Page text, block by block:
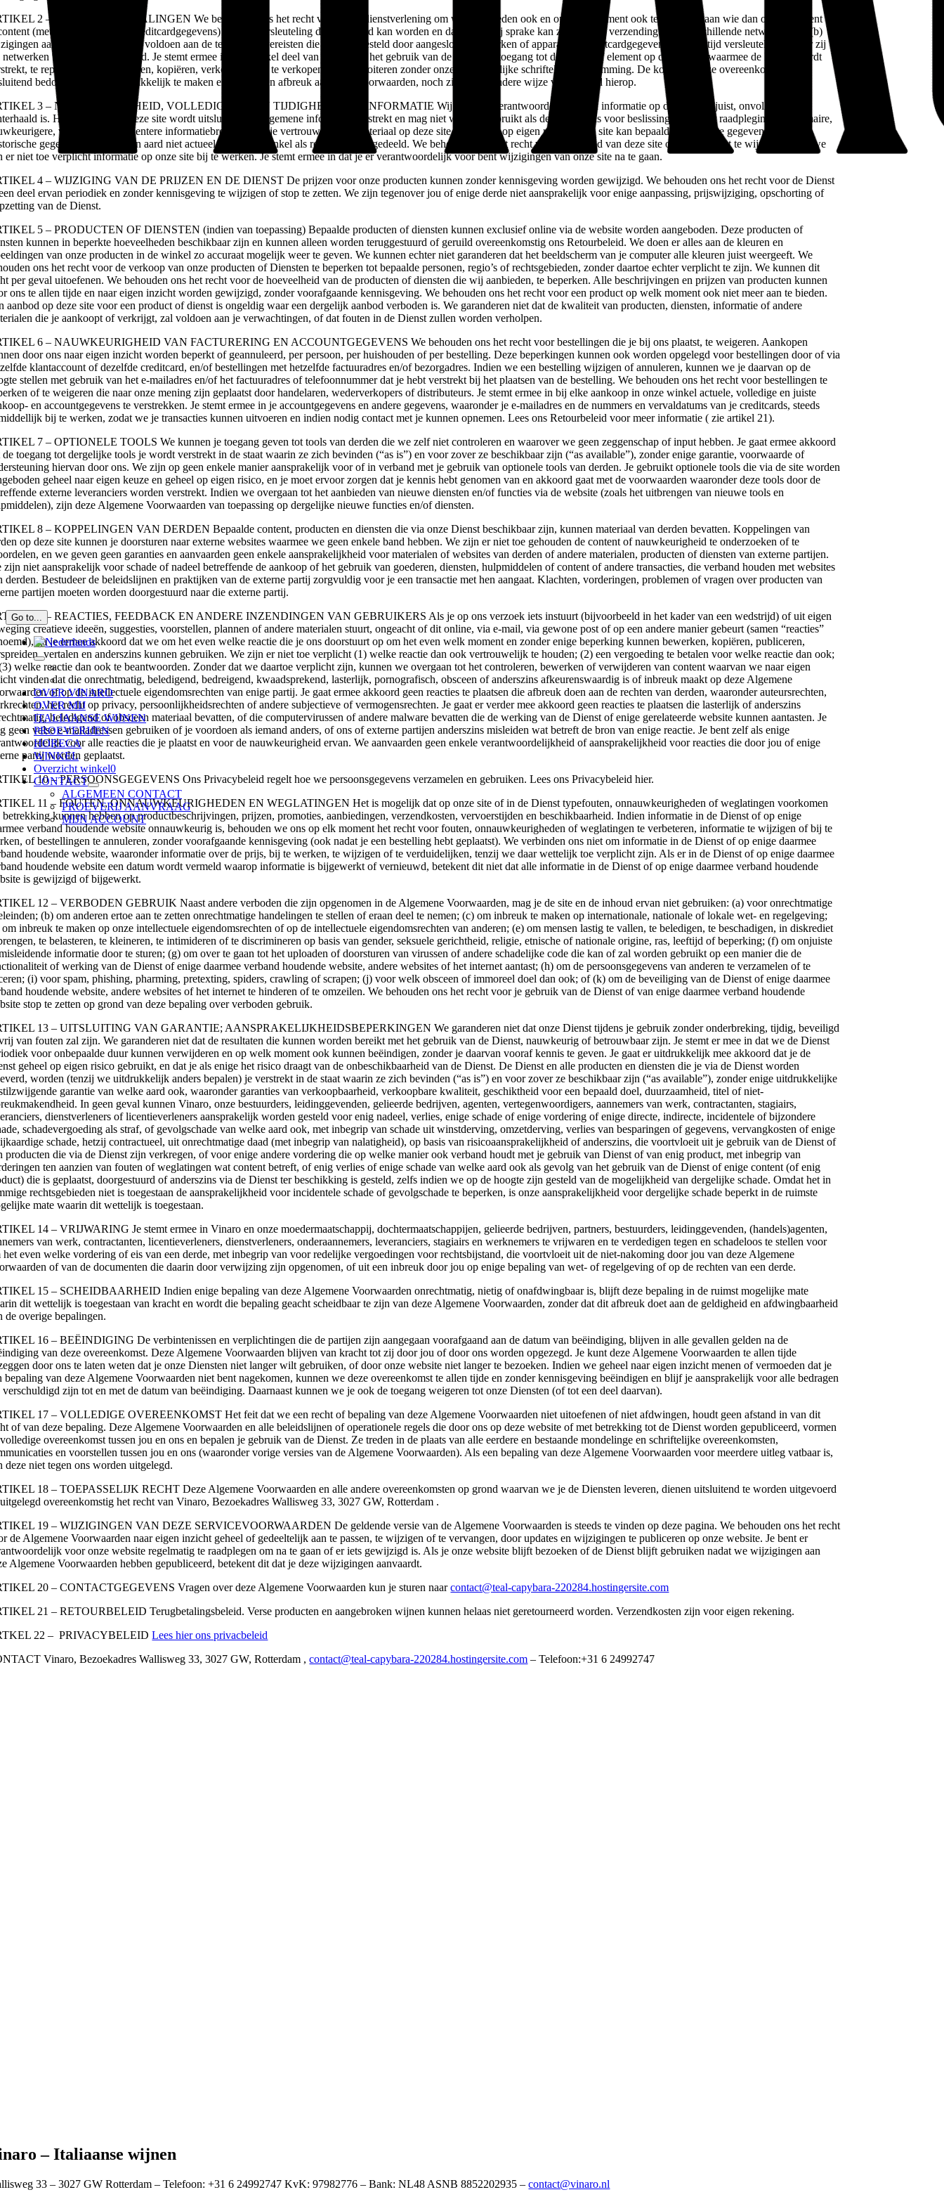
Go to...
OVER VINARO
OVER MIJ
ITALIAANSE WIJNEN
PROEVERIJEN
HORECA
WINKEL
Overzicht winkel0
CONTACT
ALGEMEEN CONTACT
PROEVERIJ AANVRAAG
MIJN ACCOUNT
2 – ALGEMENE BEPALINGEN We behouden ons het recht voor onze dienstverlening om wat voor reden ook en op welk moment ook te weigeren aan wie dan ook. Je erkent dat
(met uitzondering van creditcardgegevens) zonder versleuteling doorgestuurd kan worden en dat er daarbij sprake kan zijn van (a) verzending over verschillende netwerken; en (b)
aan de gegevens om te voldoen aan de technische vereisten die worden gesteld door aangesloten netwerken of apparaten. Creditcardgegevens wordt altijd versleuteld wanneer zij
netwerken worden doorgestuurd. Je stemt ermee in geen enkel deel van de Dienst, het gebruik van de Dienst of toegang tot de Dienst of element op de website waarmee de Dienst wordt
te reproduceren, dupliceren, kopiëren, verkopen, door te verkopen of te exploiteren zonder onze uitdrukkelijke schriftelijke toestemming. De kopjes in deze overeenkomst zijn
bedoeld om het je gemakkelijk te maken en doen geen afbreuk aan deze Voorwaarden, noch zijn ze op andere wijze van invloed hierop.
3 – NAUWKEURIGHEID, VOLLEDIGHEID EN TIJDIGHEID VAN INFORMATIE Wij zijn niet verantwoordelijk indien informatie op deze site onjuist, onvolledig of
is. Het materiaal op deze site wordt uitsluitend als algemene informatie verstrekt en mag niet worden gebruikt als de enige basis voor beslissingen, zonder raadpleging van primaire,
volledigere of recentere informatiebronnen. Als je vertrouwt op het materiaal op deze site, doe je dat op eigen risico. Deze site kan bepaalde historische gegevens bevatten.
gegevens zijn naar hun aard niet actueel en worden enkel als referentie meegedeeld. We behouden ons het recht voor de inhoud van deze site op elk moment te wijzigen, maar we
er niet toe verplicht informatie op onze site bij te werken. Je stemt ermee in dat je er verantwoordelijk voor bent wijzigingen van onze site na te gaan.
4 – WIJZIGING VAN DE PRIJZEN EN DE DIENST De prijzen voor onze producten kunnen zonder kennisgeving worden gewijzigd. We behouden ons het recht voor de Dienst
deel ervan periodiek en zonder kennisgeving te wijzigen of stop te zetten. We zijn tegenover jou of enige derde niet aansprakelijk voor enige aanpassing, prijswijziging, opschorting of
van de Dienst.
5 – PRODUCTEN OF DIENSTEN (indien van toepassing) Bepaalde producten of diensten kunnen exclusief online via de website worden aangeboden. Deze producten of
kunnen in beperkte hoeveelheden beschikbaar zijn en kunnen alleen worden teruggestuurd of geruild overeenkomstig ons Retourbeleid. We doen er alles aan de kleuren en
van onze producten in de winkel zo accuraat mogelijk weer te geven. We kunnen echter niet garanderen dat het beeldscherm van je computer alle kleuren juist weergeeft. We
ons het recht voor de verkoop van onze producten of Diensten te beperken tot bepaalde personen, regio’s of rechtsgebieden, zonder daartoe echter verplicht te zijn. We kunnen dit
per geval uitoefenen. We behouden ons het recht voor de hoeveelheid van de producten of diensten die wij aanbieden, te beperken. Alle beschrijvingen en prijzen van producten kunnen
ons te allen tijde en naar eigen inzicht worden gewijzigd, zonder voorafgaande kennisgeving. We behouden ons het recht voor een product op welk moment ook niet meer aan te bieden.
aanbod op deze site voor een product of dienst is ongeldig waar een dergelijk aanbod verboden is. We garanderen niet dat de kwaliteit van producten, diensten, informatie of andere
die je aankoopt of verkrijgt, zal voldoen aan je verwachtingen, of dat fouten in de Dienst zullen worden verholpen.
6 – NAUWKEURIGHEID VAN FACTURERING EN ACCOUNTGEGEVENS We behouden ons het recht voor bestellingen die je bij ons plaatst, te weigeren. Aankopen
door ons naar eigen inzicht worden beperkt of geannuleerd, per persoon, per huishouden of per bestelling. Deze beperkingen kunnen ook worden opgelegd voor bestellingen door of via
klantaccount of dezelfde creditcard, en/of bestellingen met hetzelfde factuuradres en/of bezorgadres. Indien we een bestelling wijzigen of annuleren, kunnen we je daarvan op de
stellen met gebruik van het e-mailadres en/of het factuuradres of telefoonnummer dat je hebt verstrekt bij het plaatsen van de bestelling. We behouden ons het recht voor bestellingen te
of te weigeren die naar onze mening zijn geplaatst door handelaren, wederverkopers of distributeurs. Je stemt ermee in bij elke aankoop in onze winkel actuele, volledige en juiste
en accountgegevens te verstrekken. Je stemt ermee in je accountgegevens en andere gegevens, waaronder je e-mailadres en de nummers en vervaldatums van je creditcards, steeds
bij te werken, zodat we je transacties kunnen uitvoeren en indien nodig contact met je kunnen opnemen. Lees ons Retourbeleid voor meer informatie ( zie artikel 21).
7 – OPTIONELE TOOLS We kunnen je toegang geven tot tools van derden die we zelf niet controleren en waarover we geen zeggenschap of input hebben. Je gaat ermee akkoord
de toegang tot dergelijke tools je wordt verstrekt in de staat waarin ze zich bevinden (“as is”) en voor zover ze beschikbaar zijn (“as available”), zonder enige garantie, voorwaarde of
hiervan door ons. We zijn op geen enkele manier aansprakelijk voor of in verband met je gebruik van optionele tools van derden. Je gebruikt optionele tools die via de site worden
geheel naar eigen keuze en geheel op eigen risico, en je moet ervoor zorgen dat je kennis hebt genomen van en akkoord gaat met de voorwaarden waaronder deze tools door de
externe leveranciers worden verstrekt. Indien we overgaan tot het aanbieden van nieuwe diensten en/of functies via de website (zoals het uitbrengen van nieuwe tools en
zijn deze Algemene Voorwaarden van toepassing op dergelijke nieuwe functies en/of diensten.
8 – KOPPELINGEN VAN DERDEN Bepaalde content, producten en diensten die via onze Dienst beschikbaar zijn, kunnen materiaal van derden bevatten. Koppelingen van
op deze site kunnen je doorsturen naar externe websites waarmee we geen enkele band hebben. We zijn er niet toe gehouden de content of nauwkeurigheid te onderzoeken of te
en we geven geen garanties en aanvaarden geen enkele aansprakelijkheid voor materialen of websites van derden of andere materialen, producten of diensten van externe partijen.
zijn niet aansprakelijk voor schade of nadeel betreffende de aankoop of het gebruik van goederen, diensten, hulpmiddelen of content of andere transacties, die verband houden met websites
derden. Bestudeer de beleidslijnen en praktijken van de externe partij zorgvuldig voor je een transactie met hen aangaat. Klachten, vorderingen, problemen of vragen over producten van
partijen moeten worden doorgestuurd naar die externe partij.
9 – REACTIES, FEEDBACK EN ANDERE INZENDINGEN VAN GEBRUIKERS Als je op ons verzoek iets instuurt (bijvoorbeeld in het kader van een wedstrijd) of uit eigen
creatieve ideeën, suggesties, voorstellen, plannen of andere materialen stuurt, ongeacht of dit online, via e-mail, via gewone post of op een andere manier gebeurt (samen “reacties”
ga je ermee akkoord dat we om het even welke reactie die je ons doorstuurt op om het even welk moment en zonder enige beperking kunnen bewerken, kopiëren, publiceren,
vertalen en anderszins kunnen gebruiken. We zijn er niet toe verplicht (1) welke reactie dan ook vertrouwelijk te houden; (2) een vergoeding te betalen voor welke reactie dan ook;
welke reactie dan ook te beantwoorden. Zonder dat we daartoe verplicht zijn, kunnen we overgaan tot het controleren, bewerken of verwijderen van content waarvan we naar eigen
vinden dat die onrechtmatig, beledigend, bedreigend, kwaadsprekend, lasterlijk, pornografisch, obsceen of anderszins afkeurenswaardig is of inbreuk maakt op deze Algemene
of op de intellectuele eigendomsrechten van enige partij. Je gaat ermee akkoord geen reacties te plaatsen die afbreuk doen aan de rechten van derden, waaronder auteursrechten,
het recht op privacy, persoonlijkheidsrechten of andere subjectieve of vermogensrechten. Je gaat er verder mee akkoord geen reacties te plaatsen die lasterlijk of anderszins
beledigend of obsceen materiaal bevatten, of die computervirussen of andere malware bevatten die de werking van de Dienst of enige gerelateerde website kunnen aantasten. Je
geen valse e-mailadressen gebruiken of je voordoen als iemand anders, of ons of externe partijen anderszins misleiden wat betreft de bron van enige reactie. Je bent zelf als enige
voor alle reacties die je plaatst en voor de nauwkeurigheid ervan. We aanvaarden geen enkele verantwoordelijkheid of aansprakelijkheid voor reacties die door jou of enige
partij worden geplaatst.
10 – PERSOONSGEGEVENS Ons Privacybeleid regelt hoe we persoonsgegevens verzamelen en gebruiken. Lees ons Privacybeleid hier.
11 – FOUTEN, ONNAUWKEURIGHEDEN EN WEGLATINGEN Het is mogelijk dat op onze site of in de Dienst typefouten, onnauwkeurigheden of weglatingen voorkomen
betrekking kunnen hebben op productbeschrijvingen, prijzen, promoties, aanbiedingen, verzendkosten, vervoerstijden en beschikbaarheid. Indien informatie in de Dienst of op enige
verband houdende website onnauwkeurig is, behouden we ons op elk moment het recht voor fouten, onnauwkeurigheden of weglatingen te verbeteren, informatie te wijzigen of bij te
of bestellingen te annuleren, zonder voorafgaande kennisgeving (ook nadat je een bestelling hebt geplaatst). We verbinden ons niet om informatie in de Dienst of op enige daarmee
houdende website, waaronder informatie over de prijs, bij te werken, te wijzigen of te verduidelijken, tenzij we daar wettelijk toe verplicht zijn. Als er in de Dienst of op enige daarmee
houdende website een datum wordt vermeld waarop informatie is bijgewerkt of vernieuwd, betekent dit niet dat alle informatie in de Dienst of op enige daarmee verband houdende
is gewijzigd of bijgewerkt.
12 – VERBODEN GEBRUIK Naast andere verboden die zijn opgenomen in de Algemene Voorwaarden, mag je de site en de inhoud ervan niet gebruiken: (a) voor onrechtmatige
(b) om anderen ertoe aan te zetten onrechtmatige handelingen te stellen of eraan deel te nemen; (c) om inbreuk te maken op internationale, nationale of lokale wet- en regelgeving;
inbreuk te maken op onze intellectuele eigendomsrechten of op de intellectuele eigendomsrechten van anderen; (e) om mensen lastig te vallen, te beledigen, te beschadigen, in diskrediet
te belasteren, te kleineren, te intimideren of te discrimineren op basis van gender, seksuele gerichtheid, religie, etnische of nationale origine, ras, leeftijd of beperking; (f) om onjuiste
informatie door te sturen; (g) om over te gaan tot het uploaden of doorsturen van virussen of andere schadelijke code die kan of zal worden gebruikt op een manier die de
of werking van de Dienst of enige daarmee verband houdende website, andere websites of het internet aantast; (h) om de persoonsgegevens van anderen te verzamelen of te
(i) voor spam, phishing, pharming, pretexting, spiders, crawling of scrapen; (j) voor welk obsceen of immoreel doel dan ook; of (k) om de beveiliging van de Dienst of enige daarmee
houdende website, andere websites of het internet te hinderen of te omzeilen. We behouden ons het recht voor je gebruik van de Dienst of van enige daarmee verband houdende
stop te zetten op grond van deze bepaling over verboden gebruik.
13 – UITSLUITING VAN GARANTIE; AANSPRAKELIJKHEIDSBEPERKINGEN We garanderen niet dat onze Dienst tijdens je gebruik zonder onderbreking, tijdig, beveiligd
van fouten zal zijn. We garanderen niet dat de resultaten die kunnen worden bereikt met het gebruik van de Dienst, nauwkeurig of betrouwbaar zijn. Je stemt er mee in dat we de Dienst
voor onbepaalde duur kunnen verwijderen en op welk moment ook kunnen beëindigen, zonder je daarvan vooraf kennis te geven. Je gaat er uitdrukkelijk mee akkoord dat je de
geheel op eigen risico gebruikt, en dat je als enige het risico draagt van de onbeschikbaarheid van de Dienst. De Dienst en alle producten en diensten die je via de Dienst worden
worden (tenzij we uitdrukkelijk anders bepalen) je verstrekt in de staat waarin ze zich bevinden (“as is”) en voor zover ze beschikbaar zijn (“as available”), zonder enige uitdrukkelijke
garantie van welke aard ook, waaronder garanties van verkoopbaarheid, verkoopbare kwaliteit, geschiktheid voor een bepaald doel, duurzaamheid, titel of niet-
In geen geval kunnen Vinaro, onze bestuurders, leidinggevenden, gelieerde bedrijven, agenten, vertegenwoordigers, aannemers van werk, contractanten, stagiairs,
dienstverleners of licentieverleners aansprakelijk worden gesteld voor enig nadeel, verlies, enige schade of enige vordering of enige directe, indirecte, incidentele of bijzondere
schadevergoeding als straf, of gevolgschade van welke aard ook, met inbegrip van schade uit winstderving, omzetderving, verlies van besparingen of gegevens, vervangkosten of enige
schade, hetzij contractueel, uit onrechtmatige daad (met inbegrip van nalatigheid), op basis van risicoaansprakelijkheid of anderszins, die voortvloeit uit je gebruik van de Dienst of
producten die via de Dienst zijn verkregen, of voor enige andere vordering die op welke manier ook verband houdt met je gebruik van Dienst of van enig product, met inbegrip van
ten aanzien van fouten of weglatingen wat content betreft, of enig verlies of enige schade van welke aard ook als gevolg van het gebruik van de Dienst of enige content (of enig
die is geplaatst, doorgestuurd of anderszins via de Dienst ter beschikking is gesteld, zelfs indien we op de hoogte zijn gesteld van de mogelijkheid van dergelijke schade. Omdat het in
rechtsgebieden niet is toegestaan de aansprakelijkheid voor incidentele schade of gevolgschade te beperken, is onze aansprakelijkheid voor dergelijke schade beperkt in de ruimste
mate waarin dit wettelijk is toegestaan.
14 – VRIJWARING Je stemt ermee in Vinaro en onze moedermaatschappij, dochtermaatschappijen, gelieerde bedrijven, partners, bestuurders, leidinggevenden, (handels)agenten,
van werk, contractanten, licentieverleners, dienstverleners, onderaannemers, leveranciers, stagiairs en werknemers te vrijwaren en te verdedigen tegen en schadeloos te stellen voor
het even welke vordering of eis van een derde, met inbegrip van voor redelijke vergoedingen voor rechtsbijstand, die voortvloeit uit de niet-nakoming door jou van deze Algemene
of van de documenten die daarin door verwijzing zijn opgenomen, of uit een inbreuk door jou op enige bepaling van wet- of regelgeving of op de rechten van een derde.
15 – SCHEIDBAARHEID Indien enige bepaling van deze Algemene Voorwaarden onrechtmatig, nietig of onafdwingbaar is, blijft deze bepaling in de ruimst mogelijke mate
dit wettelijk is toegestaan van kracht en wordt die bepaling geacht scheidbaar te zijn van deze Algemene Voorwaarden, zonder dat dit afbreuk doet aan de geldigheid en afdwingbaarheid
de overige bepalingen.
16 – BEËINDIGING De verbintenissen en verplichtingen die de partijen zijn aangegaan voorafgaand aan de datum van beëindiging, blijven in alle gevallen gelden na de
van deze overeenkomst. Deze Algemene Voorwaarden blijven van kracht tot zij door jou of door ons worden opgezegd. Je kunt deze Algemene Voorwaarden te allen tijde
door ons te laten weten dat je onze Diensten niet langer wilt gebruiken, of door onze website niet langer te bezoeken. Indien we geheel naar eigen inzicht menen of vermoeden dat je
bepaling van deze Algemene Voorwaarden niet bent nagekomen, kunnen we deze overeenkomst te allen tijde en zonder kennisgeving beëindigen en blijf je aansprakelijk voor alle bedragen
verschuldigd zijn tot en met de datum van beëindiging. Daarnaast kunnen we je ook de toegang weigeren tot onze Diensten (of tot een deel daarvan).
17 – VOLLEDIGE OVEREENKOMST Het feit dat we een recht of bepaling van deze Algemene Voorwaarden niet uitoefenen of niet afdwingen, houdt geen afstand in van dit
of van deze bepaling. Deze Algemene Voorwaarden en alle beleidslijnen of operationele regels die door ons op deze website of met betrekking tot de Dienst worden gepubliceerd, vormen
overeenkomst tussen jou en ons en bepalen je gebruik van de Dienst. Ze treden in de plaats van alle eerdere en bestaande mondelinge en schriftelijke overeenkomsten,
en voorstellen tussen jou en ons (waaronder vorige versies van de Algemene Voorwaarden). Als een bepaling van deze Algemene Voorwaarden voor meerdere uitleg vatbaar is,
deze niet tegen ons worden uitgelegd.
18 – TOEPASSELIJK RECHT Deze Algemene Voorwaarden en alle andere overeenkomsten op grond waarvan we je de Diensten leveren, dienen uitsluitend te worden uitgevoerd
overeenkomstig het recht van Vinaro, Bezoekadres Wallisweg 33, 3027 GW, Rotterdam .
19 – WIJZIGINGEN VAN DEZE SERVICEVOORWAARDEN De geldende versie van de Algemene Voorwaarden is steeds te vinden op deze pagina. We behouden ons het recht
de Algemene Voorwaarden naar eigen inzicht geheel of gedeeltelijk aan te passen, te wijzigen of te vervangen, door updates en wijzigingen te publiceren op onze website. Je bent er
voor onze website regelmatig te raadplegen om na te gaan of er iets gewijzigd is. Als je onze website blijft bezoeken of de Dienst blijft gebruiken nadat we wijzigingen aan
Algemene Voorwaarden hebben gepubliceerd, betekent dit dat je deze wijzigingen aanvaardt.
20 – CONTACTGEGEVENS Vragen over deze Algemene Voorwaarden kun je sturen naarcontact@teal-capybara-220284.hostingersite.com
21 – RETOURBELEID Terugbetalingsbeleid. Verse producten en aangebroken wijnen kunnen helaas niet geretourneerd worden. Verzendkosten zijn voor eigen rekening.
22 – PRIVACYBELEIDLees hier ons privacbeleid
Vinaro, Bezoekadres Wallisweg 33, 3027 GW, Rotterdam ,contact@teal-capybara-220284.hostingersite.com – Telefoon:+31 6 24992747
– Italiaanse wijnen
33 – 3027 GW Rotterdam – Telefoon: +31 6 24992747 KvK: 97982776 – Bank: NL48 ASNB 8852202935 –contact@vinaro.nl